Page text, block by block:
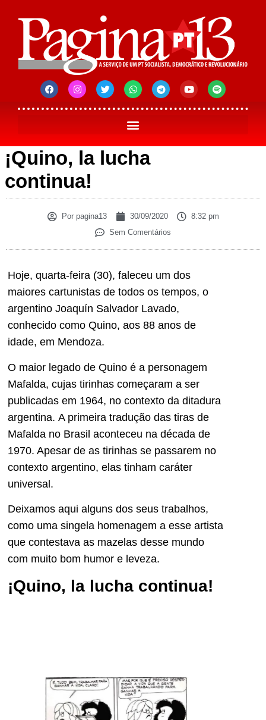
¡Quino, la lucha
continua!
Porpagina13 30/09/2020
8:32 pm
Sem Comentários
Hoje, quarta-feira (30), faleceu um dos
maiores cartunistas de todos os tempos, o
argentino Joaquín Salvador Lavado,
conhecido como Quino, aos 88 anos de
idade, em Mendoza.
O maior legado de Quino é a personagem
Mafalda, cujas tirinhas começaram a ser
publicadas em 1964, no contexto da ditadura
argentina. A primeira tradução das tiras de
Mafalda no Brasil aconteceu na década de
1970. Apesar de as tirinhas se passarem no
contexto argentino, elas tinham caráter
universal.
Deixamos aqui alguns dos seus trabalhos,
como uma singela homenagem a esse artista
que contestava as mazelas desse mundo
com muito bom humor e leveza.
¡Quino, la lucha continua!